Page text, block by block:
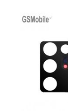
LISTA
DESEJOS